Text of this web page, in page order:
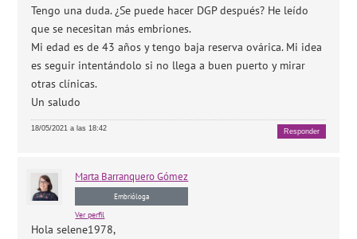
Tengo una duda. ¿Se puede hacer DGP después? He leído
que se necesitan más embriones.
Mi edad es de 43 años y tengo baja reserva ovárica. Mi idea
es seguir intentándolo si no llega a buen puerto y mirar
otras clínicas.
Un saludo
18/05/2021 a las 18:42 Responder
Marta Barranquero Gómez
Embrióloga
Ver perfil
Hola selene1978,